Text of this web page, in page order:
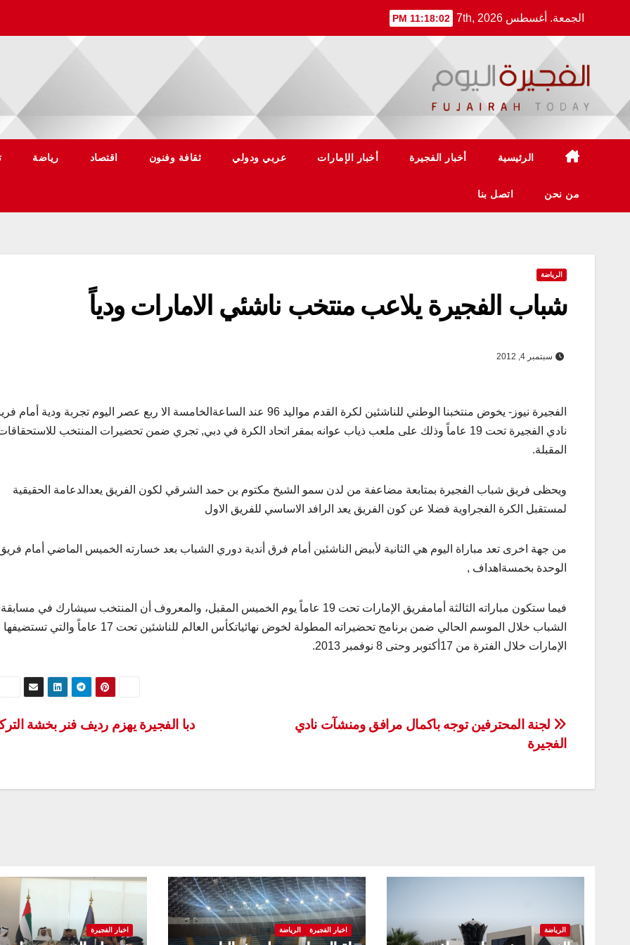
الجمعة. أغسطس 7th, 2026 11:18:03 PM
الرئيسية أخبار الفجيرة أخبار الإمارات عربي ودولي ثقافة وفنون اقتصاد رياضة
من نحن اتصل بنا
الرياضة
شباب الفجيرة يلاعب منتخب ناشئي الامارات ودياً
سبتمبر 4, 2012
الفجيرة نيوز- يخوض منتخبنا الوطني للناشئين لكرة القدم مواليد 96 عند الساعةالخامسة الا ربع عصر اليوم تجربة ودية أمام
نادي الفجيرة تحت 19 عاماً وذلك على ملعب ذياب عوانه بمقر اتحاد الكرة في دبي, تجري ضمن تحضيرات المنتخب
المقبلة.
ويحظى فريق شباب الفجيرة بمتابعة مضاعفة من لدن سمو الشيخ مكتوم بن حمد الشرقي لكون الفريق يعدالدعامة الحقيقية
لمستقبل الكرة الفجراوية فضلا عن كون الفريق يعد الرافد الاساسي للفريق الاول
من جهة اخرى تعد مباراة اليوم هي الثانية لأبيض الناشئين أمام فرق أندية دوري الشباب بعد خسارته الخميس الماضي أمام
الوحدة بخمسةاهداف ,
فيما ستكون مباراته الثالثة أمامفريق الإمارات تحت 19 عاماً يوم الخميس المقبل، والمعروف أن المنتخب سيشارك في
الشباب خلال الموسم الحالي ضمن برنامج تحضيراته المطولة لخوض نهائياتكأس العالم للناشئين تحت 17 عاماً والتي تستضيفها
الإمارات خلال الفترة من 17أكتوبر وحتى 8 نوفمبر 2013.
تصفّح
المقالات
دبا الفجيرة يهزم رديف فنر بخشة
لجنة المحترفين توجه باكمال مرافق ومنشآت نادي
الفجيرة
الرياضة اخبار الفجيرة الرياضة اخبار الفجيرة